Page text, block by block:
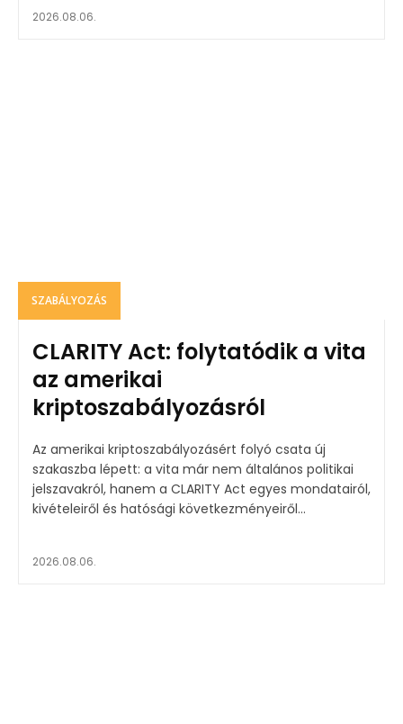
2026.08.06.
SZABÁLYOZÁS
CLARITY Act: folytatódik a vita
az amerikai
kriptoszabályozásról
Az amerikai kriptoszabályozásért folyó csata új
szakaszba lépett: a vita már nem általános politikai
jelszavakról, hanem a CLARITY Act egyes mondatairól,
kivételeiről és hatósági következményeiről...
2026.08.06.